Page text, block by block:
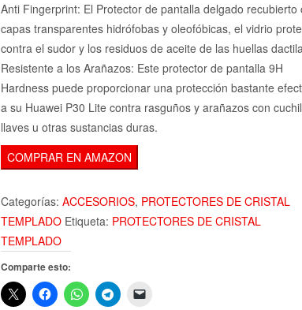
Anti Fingerprint: El Protector de pantalla delgado recubierto
capas transparentes hidrófobas y oleofóbicas, el vidrio
contra el sudor y los residuos de aceite de las huellas
Resistente a los Arañazos: Este protector de pantalla 9H
Hardness puede proporcionar una protección bastante
a su Huawei P30 Lite contra rasguños y arañazos con
llaves u otras sustancias duras.
COMPRAR EN AMAZON
Categorías: ACCESORIOS, PROTECTORES DE CRISTAL
TEMPLADO Etiqueta: PROTECTORES DE CRISTAL
TEMPLADO
Comparte esto: